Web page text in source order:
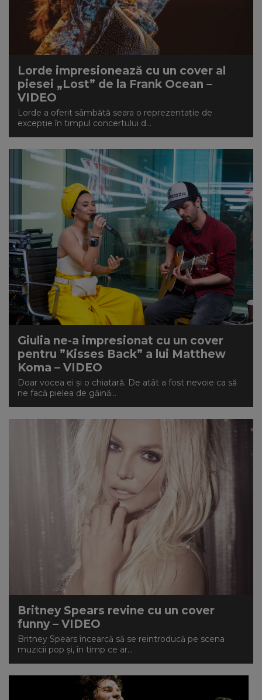
Lorde impresionează cu un cover al
piesei „Lost” de la Frank Ocean –
VIDEO
Lorde a oferit sâmbătă seara o reprezentație de
excepție în timpul concertului d...
Giulia ne-a impresionat cu un cover
pentru ”Kisses Back” a lui Matthew
Koma – VIDEO
Doar vocea ei și o chiatară. De atât a fost nevoie ca să
ne facă pielea de găină...
Britney Spears revine cu un cover
funny – VIDEO
Britney Spears încearcă să se reintroducă pe scena
muzicii pop și, în timp ce ar...